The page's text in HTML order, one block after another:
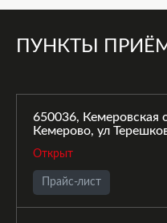
ПУНКТЫ
650036, Кемеровская
Кемерово, ул
Открыт
Прайс-лист